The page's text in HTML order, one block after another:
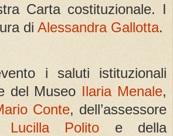
Carta costituzionale. I
di Alessandra Gallotta.
i saluti istituzionali
del Museo Ilaria Menale,
Conte, dell’assessore
Lucilla Polito e della